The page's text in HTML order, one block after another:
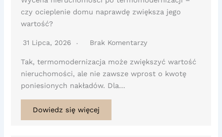
czy ocieplenie domu naprawdę zwiększa jego
wartość?
31 Lipca, 2026 Brak Komentarzy
Tak, termomodernizacja może zwiększyć wartość
nieruchomości, ale nie zawsze wprost o kwotę
poniesionych nakładów. Dla…
Dowiedz się więcej